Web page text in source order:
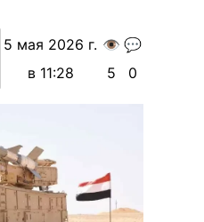
5 мая 2026 г.
в 11:28
👁️
5
💬
0